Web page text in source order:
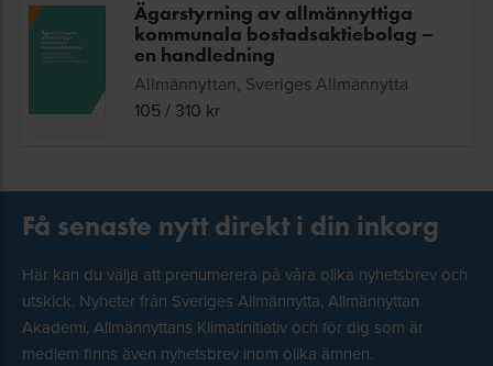
Ägarstyrning av allmännyttiga
kommunala bostadsaktiebolag –
en handledning
Allmännyttan, Sveriges Allmännytta
105/ 310 kr
Få senaste nytt direkt i din inkorg
Här kan du välja att prenumerera på våra olika nyhetsbrev och
utskick. Nyheter från Sveriges Allmännytta, Allmännyttan
Akademi, Allmännyttans Klimatinitiativ och för dig som är
medlem finns även nyhetsbrev inom olika ämnen.